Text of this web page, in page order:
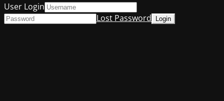
User Login
Lost Password